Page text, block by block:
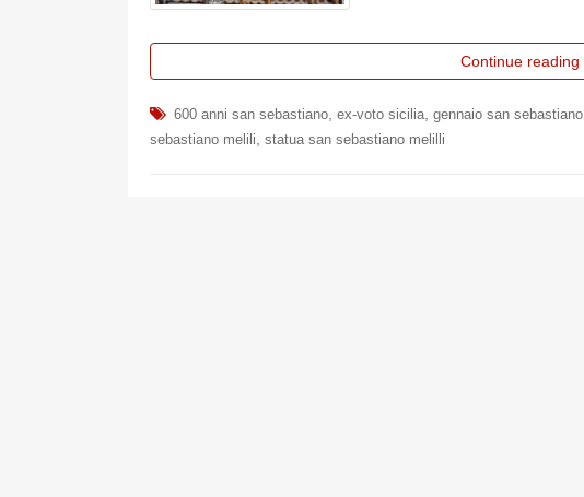
Continue reading
600 anni san sebastiano ex-voto sicilia gennaio san sebastiano
sebastiano melili statua san sebastiano melilli